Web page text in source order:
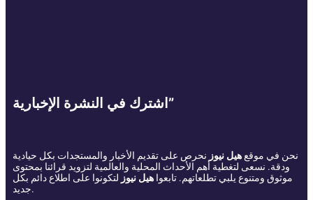
اشترك في النشرة الإخبارية”
نحن في موقعهيل نيوز نحرص على تقديم الأخبار والمستجدات بكل حيادية
ودقة. نسعى لتغطية أهم الأحداث المحلية والعالمية لتزويد قرائنا بمحتوى
موثوق ومتنوع يلبي تطلعاتهم. تابعوا هيل نيوز لتكونوا على اطلاع دائم بكل
جديد.